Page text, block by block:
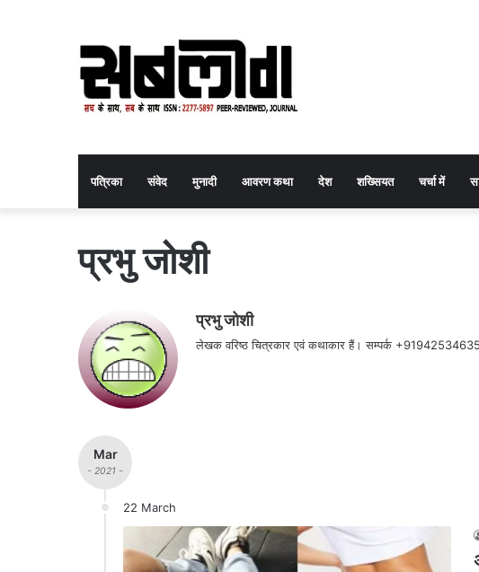
पत्रिका संवेद मुनादी आवरण कथा देश शख्सियत चर्चा में
प्रभु जोशी
प्रभु जोशी
लेखक वरिष्ठ चित्रकार एवं कथाकार हैं। सम्पर्क
Mar
- 2021 -
22 March